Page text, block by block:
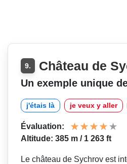
9. Château de
Un exemple unique
j'étais là je veux y aller
Évaluation:
Altitude: 385 m / 1 263 ft
Le château de Sychrov est